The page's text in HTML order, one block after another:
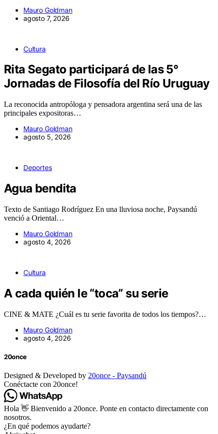
Mauro Goldman
agosto 7, 2026
Cultura
Rita Segato participará de las 5°
Jornadas de Filosofía del Río Uruguay
La reconocida antropóloga y pensadora argentina será una de las
principales expositoras…
Mauro Goldman
agosto 5, 2026
Deportes
Agua bendita
Texto de Santiago Rodríguez En una lluviosa noche, Paysandú
venció a Oriental…
Mauro Goldman
agosto 4, 2026
Cultura
A cada quién le “toca” su serie
CINE & MATE ¿Cuál es tu serie favorita de todos los tiempos?…
Mauro Goldman
agosto 4, 2026
20once
Designed & Developed by 20once - Paysandú
Conéctacte con 20once!
Hola 👋 Bienvenido a 20once. Ponte en contacto directamente con
nosotros.
¿En qué podemos ayudarte?